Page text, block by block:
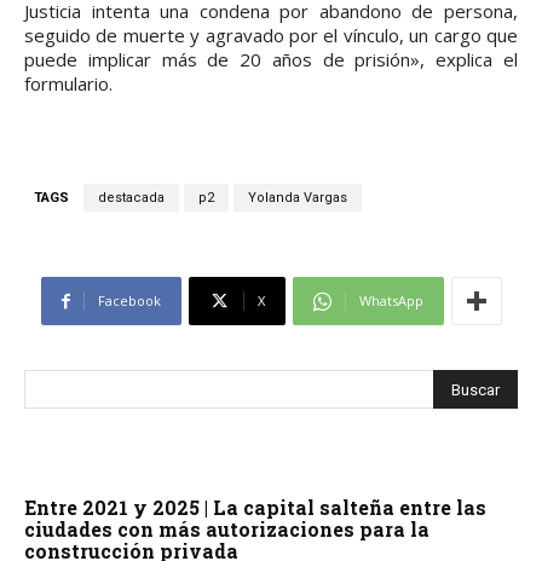
Justicia intenta una condena por abandono de persona,
seguido de muerte y agravado por el vínculo, un cargo que
puede implicar más de 20 años de prisión», explica el
formulario.
TAGS destacada p2 Yolanda Vargas
Facebook X WhatsApp
Entre 2021 y 2025 | La capital salteña entre las
ciudades con más autorizaciones para la
construcción privada